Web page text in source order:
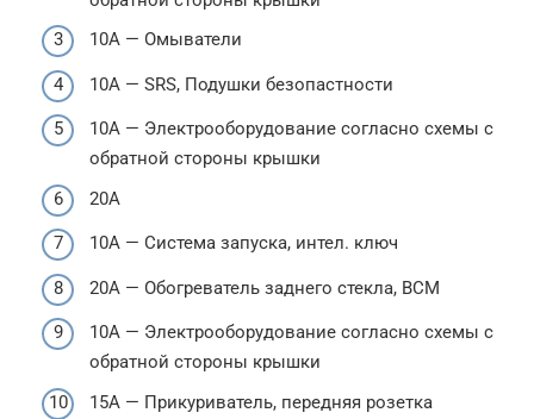
10А — Омыватели
10А — SRS, Подушки безопастности
10А — Электрооборудование согласно схемы с
обратной стороны крышки
20А
10А — Система запуска, интел. ключ
20А — Обогреватель заднего стекла, BCM
10А — Электрооборудование согласно схемы с
обратной стороны крышки
15А — Прикуриватель, передняя розетка